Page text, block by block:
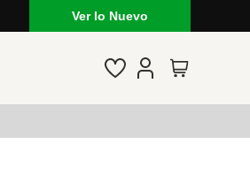
Lo que está de moda en Venezuela:
Ver lo Nuevo